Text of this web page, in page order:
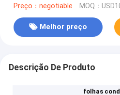
Preço：negotiable MOQ：
Melhor preço
Descrição De Produto
folhas